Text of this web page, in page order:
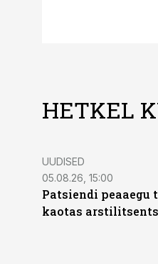
HETKEL
UUDISED
05.08.26, 15:00
Patsiendi peaaegu
kaotas